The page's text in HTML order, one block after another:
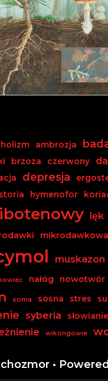
ambrozja
brzoza czerwony
depresja
hymenofor
lęk
muskazon
nałóg nowotwór
soma sosna stres
syberia słowianie
wikongowie
•